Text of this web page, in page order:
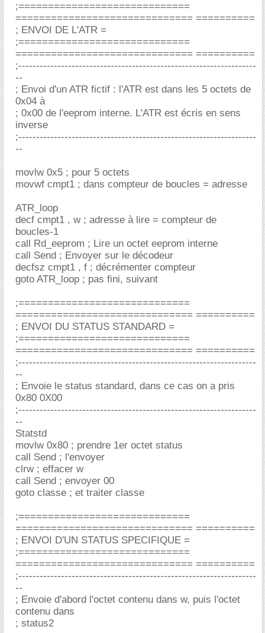
;=============================
============================== ==========
; ENVOI DE L'ATR =
;=============================
============================== ==========
;-------------------------------------------------------------------
--
; Envoi d'un ATR fictif : l'ATR est dans les 5 octets de
0x04 à
; 0x00 de l'eeprom interne. L'ATR est écris en sens
inverse
;-------------------------------------------------------------------
--
movlw 0x5 ; pour 5 octets
movwf cmpt1 ; dans compteur de boucles = adresse
ATR_loop
decf cmpt1 , w ; adresse à lire = compteur de
boucles-1
call Rd_eeprom ; Lire un octet eeprom interne
call Send ; Envoyer sur le décodeur
decfsz cmpt1 , f ; décrémenter compteur
goto ATR_loop ; pas fini, suivant
;=============================
============================== ==========
; ENVOI DU STATUS STANDARD =
;=============================
============================== ==========
;-------------------------------------------------------------------
--
; Envoie le status standard, dans ce cas on a pris
0x80 0X00
;-------------------------------------------------------------------
--
Statstd
movlw 0x80 ; prendre 1er octet status
call Send ; l'envoyer
clrw ; effacer w
call Send ; envoyer 00
goto classe ; et traiter classe
;=============================
============================== ==========
; ENVOI D'UN STATUS SPECIFIQUE =
;=============================
============================== ==========
;-------------------------------------------------------------------
--
; Envoie d'abord l'octet contenu dans w, puis l'octet
contenu dans
; status2